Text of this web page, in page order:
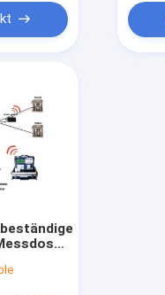
Skala
Skala
Skala Digital
Balancen-Skala
Scale